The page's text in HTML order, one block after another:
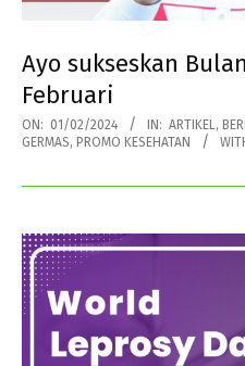
Ayo sukseskan
Februari
2024-
02-
ON: 01/02/2024 IN: ARTIKEL ,
GERMAS, PROMO KESEHATAN